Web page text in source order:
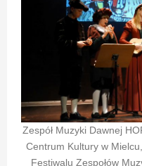
Zespół Muzyki Dawnej
Centrum Kultury w
Festiwalu Zespołów